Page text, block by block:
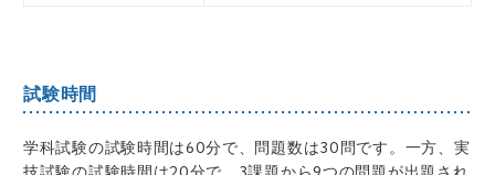
試験時間
学科試験の試験時間は60分で、問題数は30問です。一方、実